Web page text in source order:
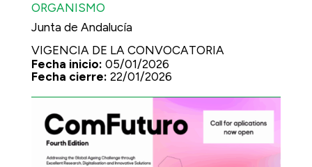
ORGANISMO
Junta de Andalucía
VIGENCIA DE LA CONVOCATORIA
Fecha inicio: 05/01/2026
Fecha cierre: 22/01/2026